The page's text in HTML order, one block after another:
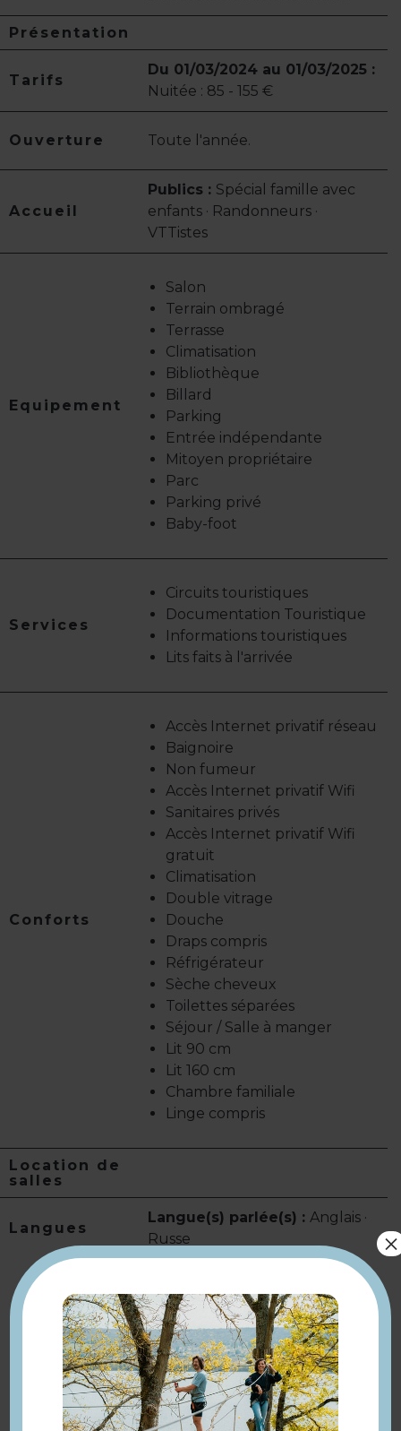
Présentation
Tarifs
Du 01/03/2024 au 01/03/2025 :
Nuitée : 85 - 155 €
Ouverture Toute l'année.
Accueil
Publics : Spécial famille avec
enfants · Randonneurs ·
VTTistes
Equipement
Salon
Terrain ombragé
Terrasse
Climatisation
Bibliothèque
Billard
Parking
Entrée indépendante
Mitoyen propriétaire
Parc
Parking privé
Baby-foot
Services
Circuits touristiques
Documentation Touristique
Informations touristiques
Lits faits à l'arrivée
Conforts
Accès Internet privatif réseau
Baignoire
Non fumeur
Accès Internet privatif Wifi
Sanitaires privés
Accès Internet privatif Wifi
gratuit
Climatisation
Double vitrage
Douche
Draps compris
Réfrigérateur
Sèche cheveux
Toilettes séparées
Séjour / Salle à manger
Lit 90 cm
Lit 160 cm
Chambre familiale
Linge compris
Location de
salles
Langues
Langue(s) parlée(s) : Anglais ·
Russe
À voir aussi ...
×